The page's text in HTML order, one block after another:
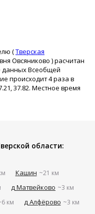
(Тверская
Овсяниково ) расчитан
данных Всеобщей
происходит 4 раза в
37.82. Местное время
области:
Кашин ~21 км
д Матвейково ~3 км
км д Алфёрово ~3 км